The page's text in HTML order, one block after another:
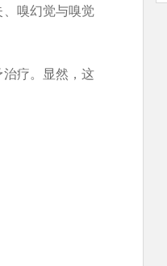
嗅幻觉与嗅觉
疗。显然，这